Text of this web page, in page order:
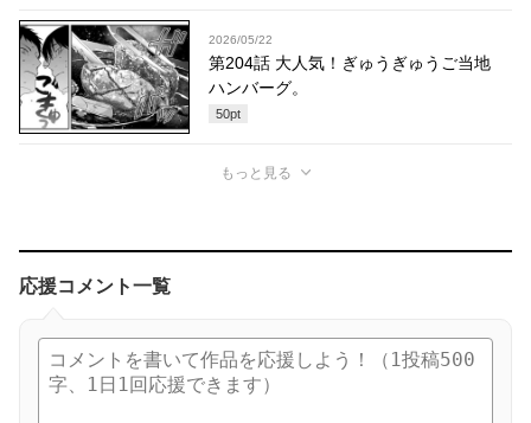
2026/05/22
第204話 大人気！ぎゅうぎゅうご当地
ハンバーグ。
50pt
もっと見る
応援コメント一覧